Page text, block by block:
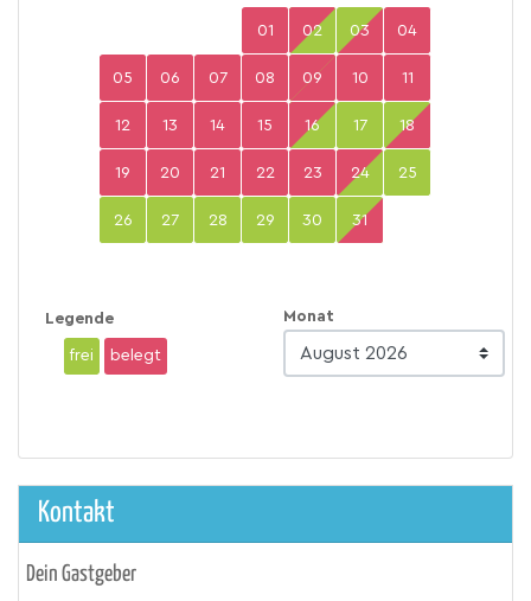
01 02 03 04
05 06 07 08 09 10 11
12 13 14 15 16 17 18
19 20 21 22 23 24 25
26 27 28 29 30 31
Legende
frei belegt
Monat
Kontakt
Dein Gastgeber